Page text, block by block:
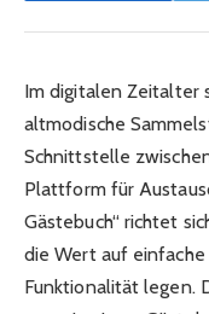
Im digitalen Zeitalter
altmodische
Schnittstelle
Plattform für
Gästebuch“ richtet
die Wert auf
Funktionalität legen.